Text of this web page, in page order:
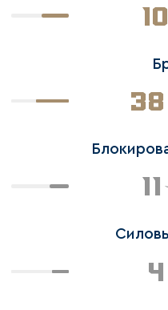
10
38
11
4